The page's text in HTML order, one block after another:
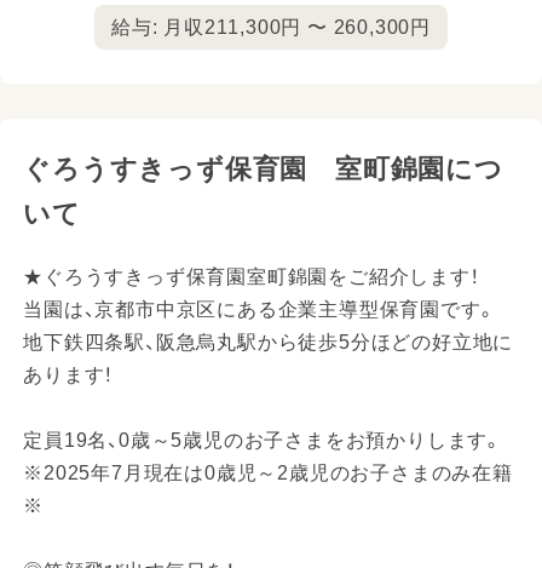
給与: 月収211,300円 〜 260,300円
ぐろうすきっず保育園 室町錦園につ
いて
★ぐろうすきっず保育園室町錦園をご紹介します！
当園は、京都市中京区にある企業主導型保育園です。
地下鉄四条駅、阪急烏丸駅から徒歩5分ほどの好立地に
あります！
定員19名、0歳～5歳児のお子さまをお預かりします。
※2025年7月現在は0歳児～2歳児のお子さまのみ在籍
※